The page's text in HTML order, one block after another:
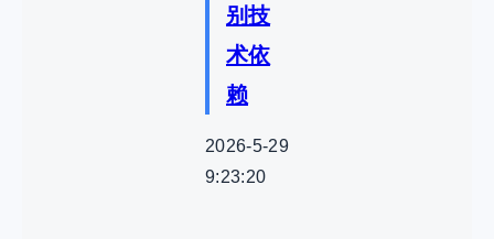
别技
术依
赖
2026-5-29
9:23:20